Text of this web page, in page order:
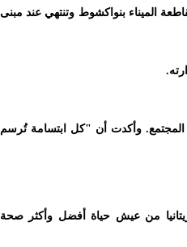
الميناء بنواكشوط وتنتهي عند مبنى
المجتمع. وأكدت أن "كل ابتسامة تُرسم
من عيش حياة أفضل وأكثر صحة